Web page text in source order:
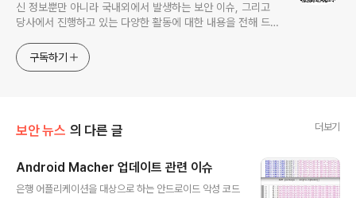
신 정보뿐만 아니라 국내외에서 발생하는 보안 이슈, 그리고
당사에서 진행하고 있는 다양한 활동에 대한 내용을 전해 드립
구독하기
보안 뉴스 의 다른 글 더보기
Android Macher 업데이트 관련 이슈
은행 어플리케이션을 대상으로 하는 안드로이드 악성 코드